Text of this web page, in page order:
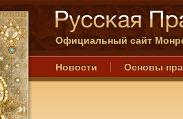
Официальный сайт
Новости Основы